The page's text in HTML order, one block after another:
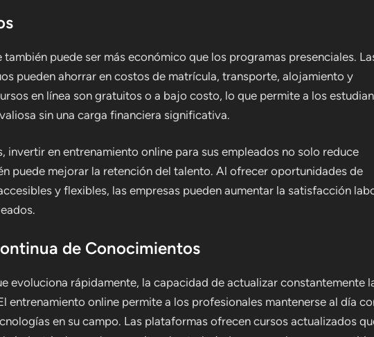
también puede ser más económico que los programas presenciales.
pueden ahorrar en costos de matrícula, transporte, alojamiento y
en línea son gratuitos o a bajo costo, lo que permite a los
sin una carga financiera significativa.
invertir en entrenamiento online para sus empleados no solo reduce
puede mejorar la retención del talento. Al ofrecer oportunidades de
y flexibles, las empresas pueden aumentar la satisfacción
de Conocimientos
evoluciona rápidamente, la capacidad de actualizar constantemente
entrenamiento online permite a los profesionales mantenerse al día
en su campo. Las plataformas ofrecen cursos actualizados